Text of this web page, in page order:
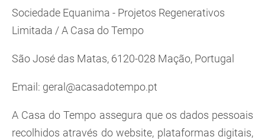
Sociedade Equanima - Projetos Regenerativos
Limitada / A Casa do Tempo
São José das Matas, 6120-028 Mação, Portugal
Email: geral@acasadotempo.pt
A Casa do Tempo assegura que os dados pessoais
recolhidos através do website, plataformas digitais,